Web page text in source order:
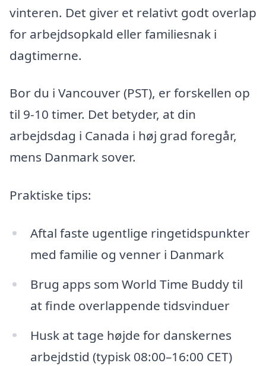
vinteren. Det giver et relativt godt overlap
for arbejdsopkald eller familiesnak i
dagtimerne.
Bor du i Vancouver (PST), er forskellen op
til 9-10 timer. Det betyder, at din
arbejdsdag i Canada i høj grad foregår,
mens Danmark sover.
Praktiske tips:
Aftal faste ugentlige ringetidspunkter
med familie og venner i Danmark
Brug apps som World Time Buddy til
at finde overlappende tidsvinduer
Husk at tage højde for danskernes
arbejdstid (typisk 08:00–16:00 CET)